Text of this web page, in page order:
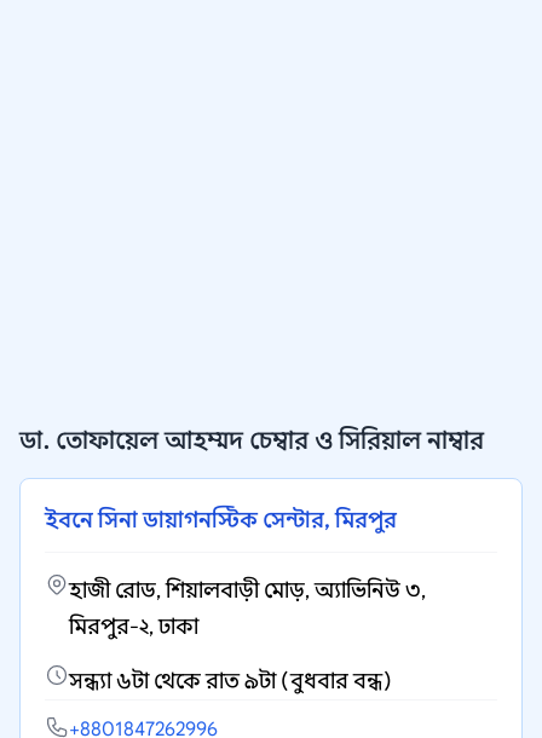
ডা. তোফায়েল আহম্মদ চেম্বার ও সিরিয়াল নাম্বার
ইবনে সিনা ডায়াগনস্টিক সেন্টার, মিরপুর
হাজী রোড, শিয়ালবাড়ী মোড়, অ্যাভিনিউ ৩,
মিরপুর-২, ঢাকা
সন্ধ্যা ৬টা থেকে রাত ৯টা (বুধবার বন্ধ)
+8801847262996